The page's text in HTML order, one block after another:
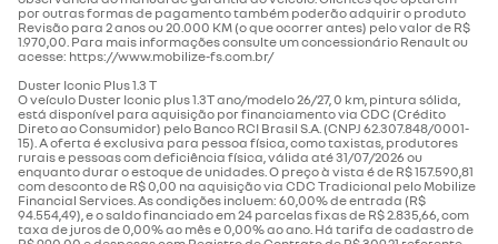
por outras formas de pagamento também poderão adquirir o produto
Revisão para 2 anos ou 20.000 KM (o que ocorrer antes) pelo valor de R$
1.970,00. Para mais informações consulte um concessionário Renault ou
acesse: https://www.mobilize-fs.com.br/
Duster Iconic Plus 1.3 T
O veículo Duster Iconic plus 1.3T ano/modelo 26/27, 0 km, pintura sólida,
está disponível para aquisição por financiamento via CDC (Crédito
Direto ao Consumidor) pelo Banco RCI Brasil S.A. (CNPJ 62.307.848/0001-
15). A oferta é exclusiva para pessoa física, como taxistas, produtores
rurais e pessoas com deficiência física, válida até 31/07/2026 ou
enquanto durar o estoque de unidades. O preço à vista é de R$ 157.590,81
com desconto de R$ 0,00 na aquisição via CDC Tradicional pelo Mobilize
Financial Services. As condições incluem: 60,00% de entrada (R$
94.554,49), e o saldo financiado em 24 parcelas fixas de R$ 2.835,66, com
taxa de juros de 0,00% ao mês e 0,00% ao ano. Há tarifa de cadastro de